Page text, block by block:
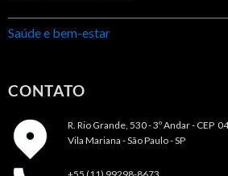
Saúde e bem-estar
CONTATO
R. Rio Grande, 530 - 3º Andar - CEP
Vila Mariana - São Paulo - SP